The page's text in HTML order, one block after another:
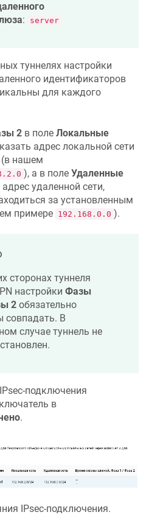
: server
туннелях настройки
идентификаторов
для каждого
2 в поле Локальные
адрес локальной сети
(в нашем
), а в поле Удаленные
адрес удаленной сети,
за установленным
примере 192.168.0.0 ).
сторонах туннеля
настройки Фазы
2 обязательно
совпадать. В
случае туннель не
подключения
в
.
IPsec-подключения.